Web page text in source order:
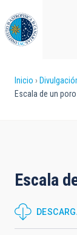
al
contenido
principal
enlaces
a
la
Inicio
Escala de un
Escala